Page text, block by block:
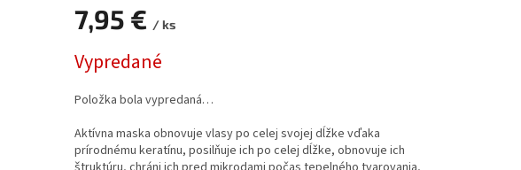
7,95 € / ks
cena:
Vypredané
Položka bola vypredaná…
Aktívna maska obnovuje vlasy po celej svojej dĺžke vďaka
prírodnému keratínu, posilňuje ich po celej dĺžke, obnovuje ich